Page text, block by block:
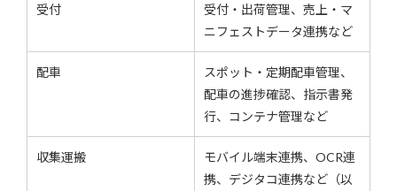
受付
受付・出荷管理、売上・マ
ニフェストデータ連携など
配車
スポット・定期配車管理、
配車の進捗確認、指示書発
行、コンテナ管理など
収集運搬
モバイル端末連携、OCR連
携、デジタコ連携など（以